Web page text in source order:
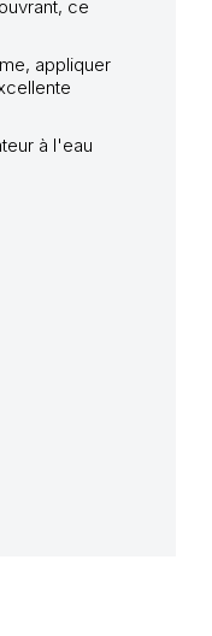
ce
appliquer
à l'eau